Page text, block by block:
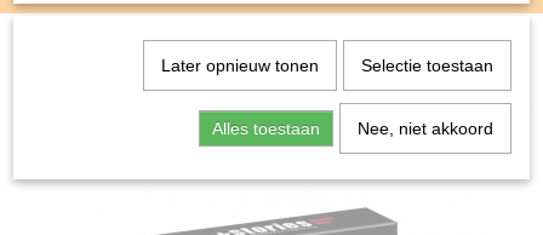
Spellen & Puzzels> Black Stories Deadly Love -
Later opnieuw tonen Selectie toestaan
Alles toestaan Nee, niet akkoord